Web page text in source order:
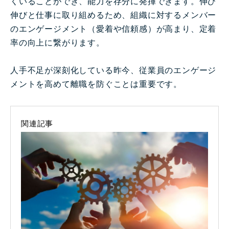
伸びと仕事に取り組めるため、組織に対するメンバー
のエンゲージメント（愛着や信頼感）が高まり、定着
率の向上に繋がります。
人手不足が深刻化している昨今、従業員のエンゲージ
メントを高めて離職を防ぐことは重要です。
関連記事